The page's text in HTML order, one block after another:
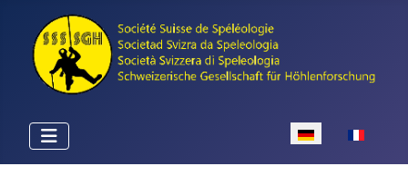
Sprache